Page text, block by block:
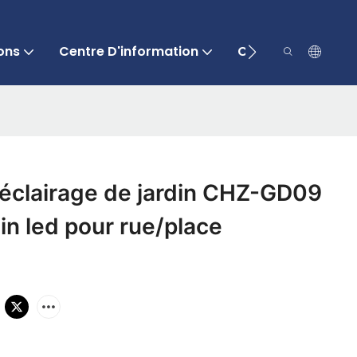
Centre D'information Contactez-Nous
de jardin CHZ-GD09
led pour rue/place